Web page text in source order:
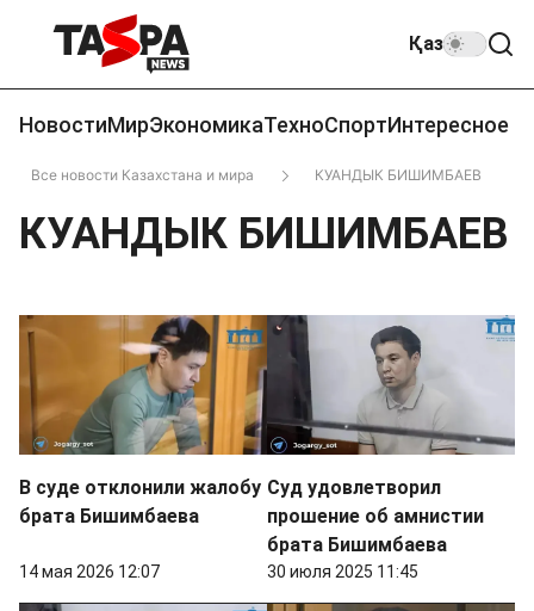
Қаз
НовостиМирЭкономикаТехноСпортИнтересное
Все новости Казахстана и мира КУАНДЫК БИШИМБАЕВ
КУАНДЫК БИШИМБАЕВ
В суде отклонили жалобу
брата Бишимбаева
14 мая 2026 12:07
Суд удовлетворил
прошение об амнистии
брата Бишимбаева
30 июля 2025 11:45